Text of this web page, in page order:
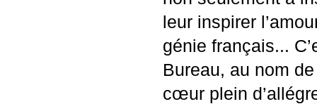
leur inspirer
génie français...
Bureau, au nom
cœur plein